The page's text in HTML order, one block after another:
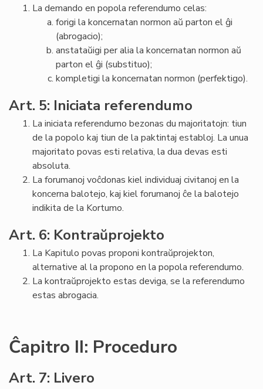
La demando en popola referendumo celas:
forigi la koncernatan normon aŭ parton el ĝi
(abrogacio);
anstataŭigi per alia la koncernatan normon aŭ
parton el ĝi (substituo);
kompletigi la koncernatan normon (perfektigo).
Art. 5: Iniciata referendumo
La iniciata referendumo bezonas du majoritatojn: tiun
de la popolo kaj tiun de la paktintaj establoj. La unua
majoritato povas esti relativa, la dua devas esti
absoluta.
La forumanoj voĉdonas kiel individuaj civitanoj en la
koncerna balotejo, kaj kiel forumanoj ĉe la balotejo
indikita de la Kortumo.
Art. 6: Kontraŭprojekto
La Kapitulo povas proponi kontraŭprojekton,
alternative al la propono en la popola referendumo.
La kontraŭprojekto estas deviga, se la referendumo
estas abrogacia.
Ĉapitro II: Proceduro
Art. 7: Livero